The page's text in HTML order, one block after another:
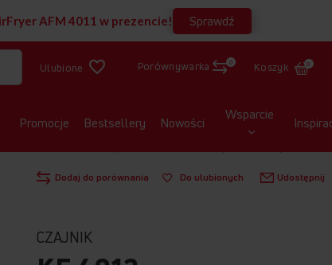
AFM 4011 w prezencie! Sprawdź
Ulubione Porównywarka 0 Koszyk 0
Promocje Bestsellery Nowości Wsparcie
Dodaj do porównania Do ulubionych Udostępnij
CZAJNIK